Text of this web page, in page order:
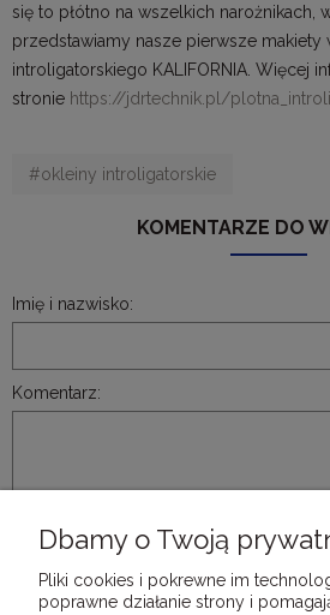
się to płótno na wszelkich narożnikach,
przedstawiamy nasze pierwsze makiety
introligatorskiego KALIFORNIA. Więcej
stronie https://jdrtechnik.pl/
#okleiny introligatorskie
KOMENTARZE DO
Imię i nazwisko:
Komentarz:
WYŚLIJ
Dbamy o Twoją
Pliki cookies i pokrewne im
poprawne działanie strony i